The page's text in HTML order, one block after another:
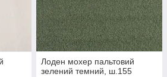
Лоден мохер пальтовий
зелений темний, ш.155